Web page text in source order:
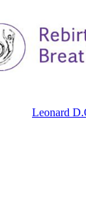
Leonard